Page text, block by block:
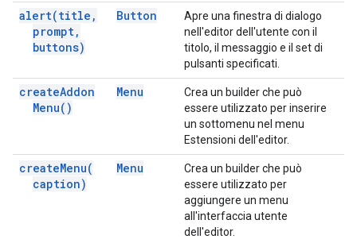
alert(title ,
prompt,
buttons)
Button
Apre una finestra di dialogo
nell'editor dell'utente con il
titolo, il messaggio e il set di
pulsanti specificati.
createAddon
Menu( )
Menu
Crea un builder che può
essere utilizzato per inserire
un sottomenu nel menu
Estensioni dell'editor.
createMenu(
caption)
Menu
Crea un builder che può
essere utilizzato per
aggiungere un menu
all'interfaccia utente
dell'editor.